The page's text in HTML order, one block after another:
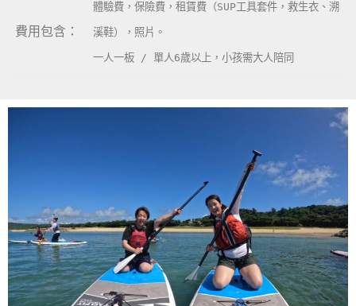
費用包含：
體驗費，保險費，租賃費（SUP工具套件，救生衣、溯
溪鞋），照片。
一人一板 / 單人6歲以上，小孩需大人陪同